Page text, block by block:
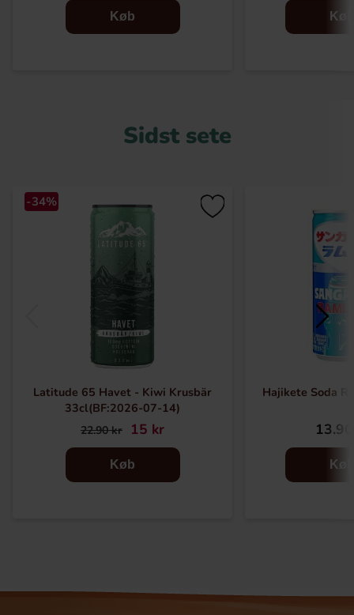
Køb Køb
Sidst sete
-34%
Latitude 65 Havet - Kiwi Krusbär
33cl(BF:2026-07-14)
22.90 kr 15 kr
Køb
Hajikete Soda
Køb